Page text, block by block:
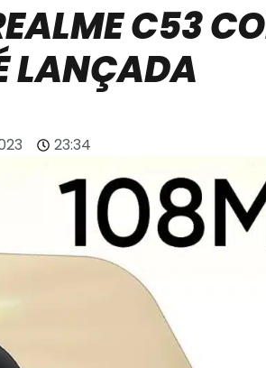
C53
LANÇADA
23:34